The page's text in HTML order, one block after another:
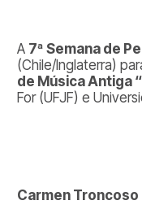
A 7ª Semana de
(Chile/Inglaterra)
de Música Antiga
For (UFJF) e
Carmen Troncoso